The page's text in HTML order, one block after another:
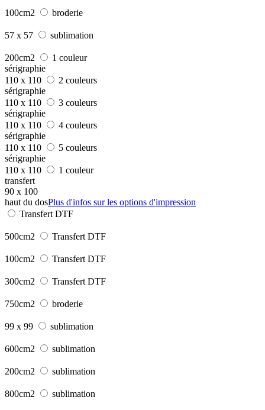
100cm2 broderie
57 x 57 sublimation
200cm2
1 couleur
sérigraphie
110 x 110
2 couleurs
sérigraphie
110 x 110
3 couleurs
sérigraphie
110 x 110
4 couleurs
sérigraphie
110 x 110
5 couleurs
sérigraphie
110 x 110
1 couleur
transfert
90 x 100
haut du dosPlus d'infos sur les options d'impression
Transfert DTF
500cm2 Transfert DTF
100cm2 Transfert DTF
300cm2 Transfert DTF
750cm2 broderie
99 x 99 sublimation
600cm2 sublimation
200cm2 sublimation
800cm2 sublimation